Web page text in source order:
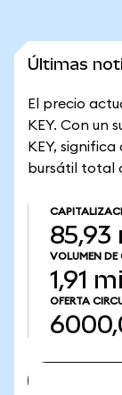
Últimas
El precio
KEY. Con un
KEY,
bursátil total
85,93
VOLUMEN DE
1,91
OFERTA